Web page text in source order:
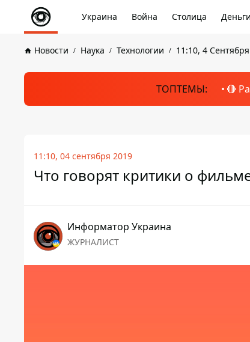
Украина Война Столица Деньги
Новости Наука Технологии 11:10, 4
ТОПТЕМЫ: 🔴
11:10, 04 сентября 2019
Что говорят критики о
Информатор Украина
ЖУРНАЛИСТ